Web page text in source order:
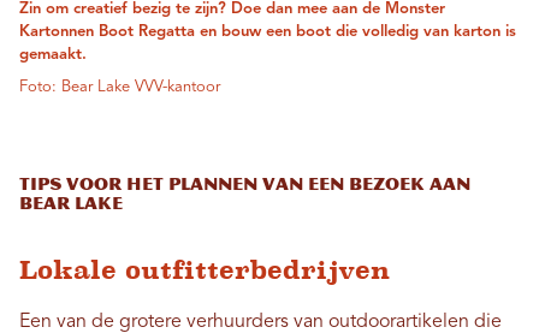
Zin om creatief bezig te zijn? Doe dan mee aan de Monster
Kartonnen Boot Regatta en bouw een boot die volledig van karton is
gemaakt.
Foto: Bear Lake VVV-kantoor
Tips voor het plannen van een bezoek aan
Bear Lake
Lokale outfitterbedrijven
Een van de grotere verhuurders van outdoorartikelen die